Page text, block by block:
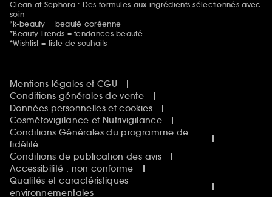
Clean at Sephora : Des formules aux ingrédients sélectionnés avec
soin
*k-beauty = beauté coréenne
*Beauty Trends = tendances beauté
*Wishlist = liste de souhaits
Mentions légales et CGU
Conditions générales de vente
Données personnelles et cookies
Cosmétovigilance et Nutrivigilance
Conditions Générales du programme de
fidélité
Conditions de publication des avis
Accessibilité : non conforme
Qualités et caractéristiques
environnementales